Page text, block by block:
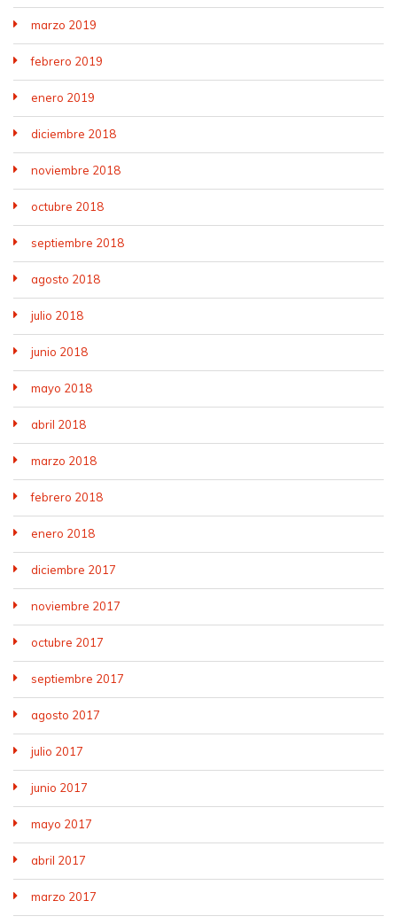
marzo 2019
febrero 2019
enero 2019
diciembre 2018
noviembre 2018
octubre 2018
septiembre 2018
agosto 2018
julio 2018
junio 2018
mayo 2018
abril 2018
marzo 2018
febrero 2018
enero 2018
diciembre 2017
noviembre 2017
octubre 2017
septiembre 2017
agosto 2017
julio 2017
junio 2017
mayo 2017
abril 2017
marzo 2017